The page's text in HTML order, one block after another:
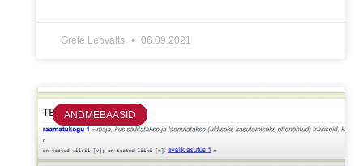
Grete Lepvalts 06.09.2021
ANDMEBAASID